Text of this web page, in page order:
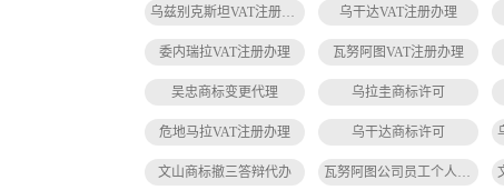
乌兹别克斯坦VAT注册办理 乌干达VAT注册办理
委内瑞拉VAT注册办理 瓦努阿图VAT注册办理
吴忠商标变更代理 乌拉圭商标许可
危地马拉VAT注册办理 乌干达商标许可
文山商标撤三答辩代办 瓦努阿图公司员工个人所得税缴纳